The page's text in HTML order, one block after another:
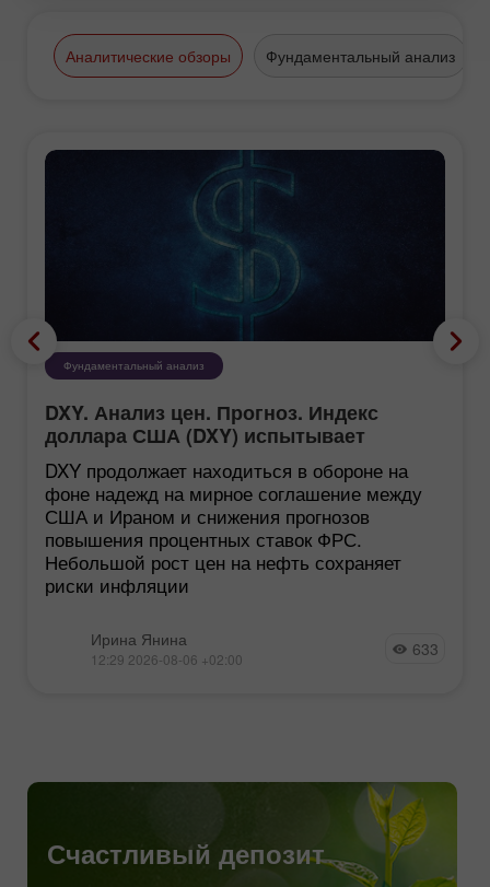
Аналитические обзоры Фундаментальный анализ
Фундаментальный анализ
DXY. Анализ цен. Прогноз. Индекс
доллара США (DXY) испытывает
трудности с восстановлением.
DXY продолжает находиться в обороне на
фоне надежд на мирное соглашение между
США и Ираном и снижения прогнозов
повышения процентных ставок ФРС.
Небольшой рост цен на нефть сохраняет
риски инфляции
Ирина Янина
12:29 2026-08-06 +02:00 633
Счастливый депозит